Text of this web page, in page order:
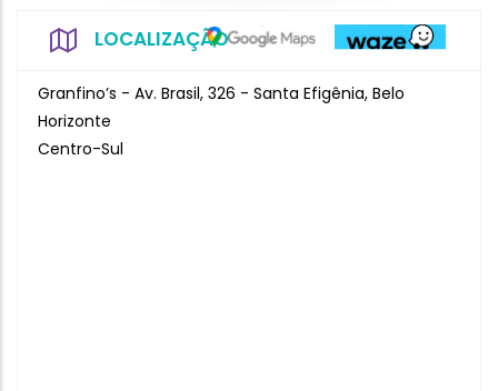
LOCALIZAÇÃO
Granfino’s - Av. Brasil, 326 - Santa Efigênia, Belo
Horizonte
Centro-Sul